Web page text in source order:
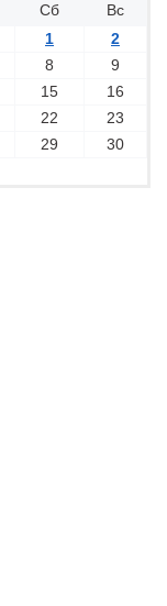
Сб
Вс
1
2
8
9
15
16
22
23
29
30